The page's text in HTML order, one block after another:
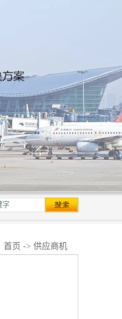
首页 -> 供应商机